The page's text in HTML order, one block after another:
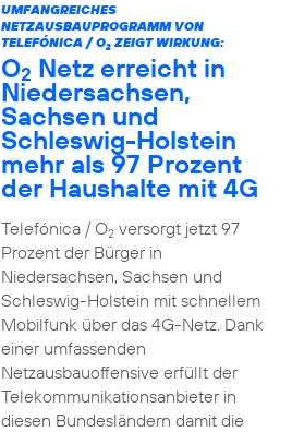
UMFANGREICHES
NETZAUSBAUPROGRAMM VON
TELEFÓNICA / O2ZEIGT WIRKUNG:
O2 Netz erreicht in
Niedersachsen,
Sachsen und
Schleswig-Holstein
mehr als 97 Prozent
der Haushalte mit 4G
Telefónica / O2versorgt jetzt 97
Prozent der Bürger in
Niedersachsen, Sachsen und
Schleswig-Holstein mit schnellem
Mobilfunk über das 4G-Netz. Dank
einer umfassenden
Netzausbauoffensive erfüllt der
Telekommunikationsanbieter in
diesen Bundesländern damit die